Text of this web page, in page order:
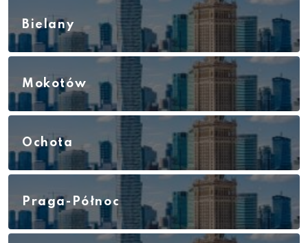
Bielany
Mokotów
Ochota
Praga-Północ